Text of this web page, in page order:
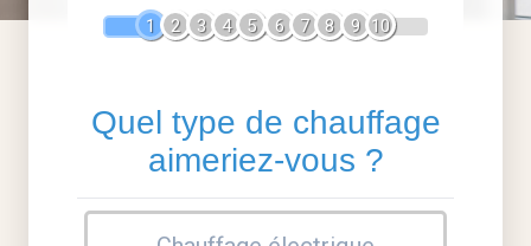
1 2 3 4 5 6 7 8 9 10
Quel type de chauffage
aimeriez-vous ?